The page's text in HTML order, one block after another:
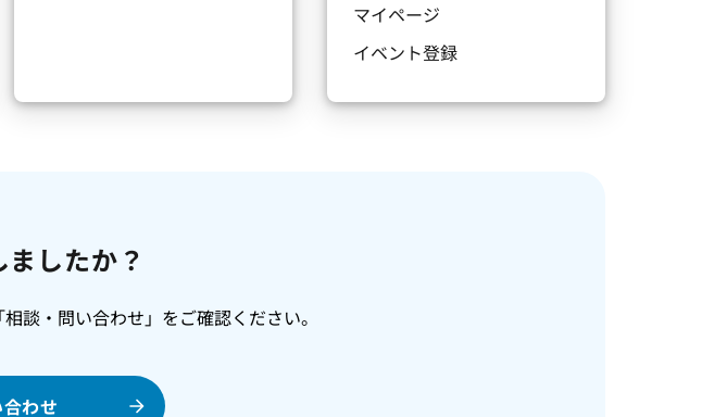
マイページ
イベント登録
したか？
談・問い合わせ」をご確認ください。
わせ